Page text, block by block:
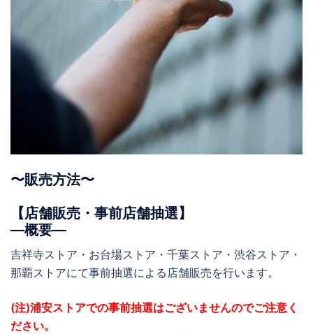
〜販売方法〜
【店舗販売・事前店舗抽選】
―概要―
吉祥寺ストア・お台場ストア・千葉ストア・渋谷ストア・
那覇ストアにて事前抽選による店舗販売を行います。
(注)浦安ストアでの事前抽選はございませんのでご注意く
ださい。